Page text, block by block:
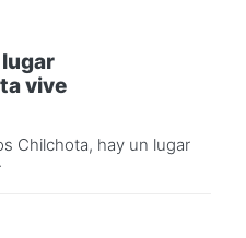
lugar
vive
Chilchota, hay un lugar